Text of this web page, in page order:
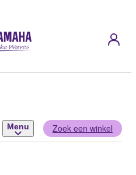
Menu Zoek een winkel